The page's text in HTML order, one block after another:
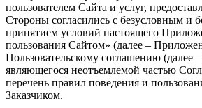
пользователем Сайта и услуг,
Стороны согласились с безусловным и
принятием условий настоящего
пользования Сайтом» (далее –
Пользовательскому соглашению (далее
являющегося неотъемлемой частью
перечень правил поведения и
Заказчиком.